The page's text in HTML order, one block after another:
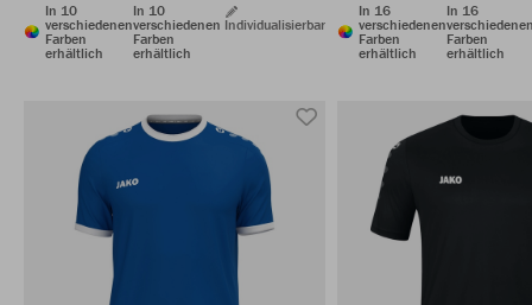
In 10
verschiedenen
Farben
erhältlich
In 10
verschiedenen
Farben
erhältlich
Individualisierbar
In 16
verschiedenen
Farben
erhältlich
In 16
Farben
erhältlich